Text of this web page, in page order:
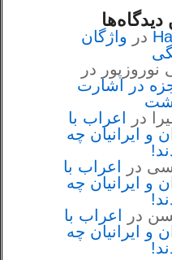
دیدگاه‌ها
در واژگان
نوروزپور در
در اشارت
در
اعراب با
و ايرانيان چه
در
اعراب با
و ايرانيان چه
در
اعراب با
و ايرانيان چه